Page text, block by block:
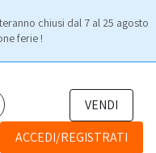
chiusi dal 7 al 25 agosto
ferie !
VENDI
ACCEDI/REGISTRATI